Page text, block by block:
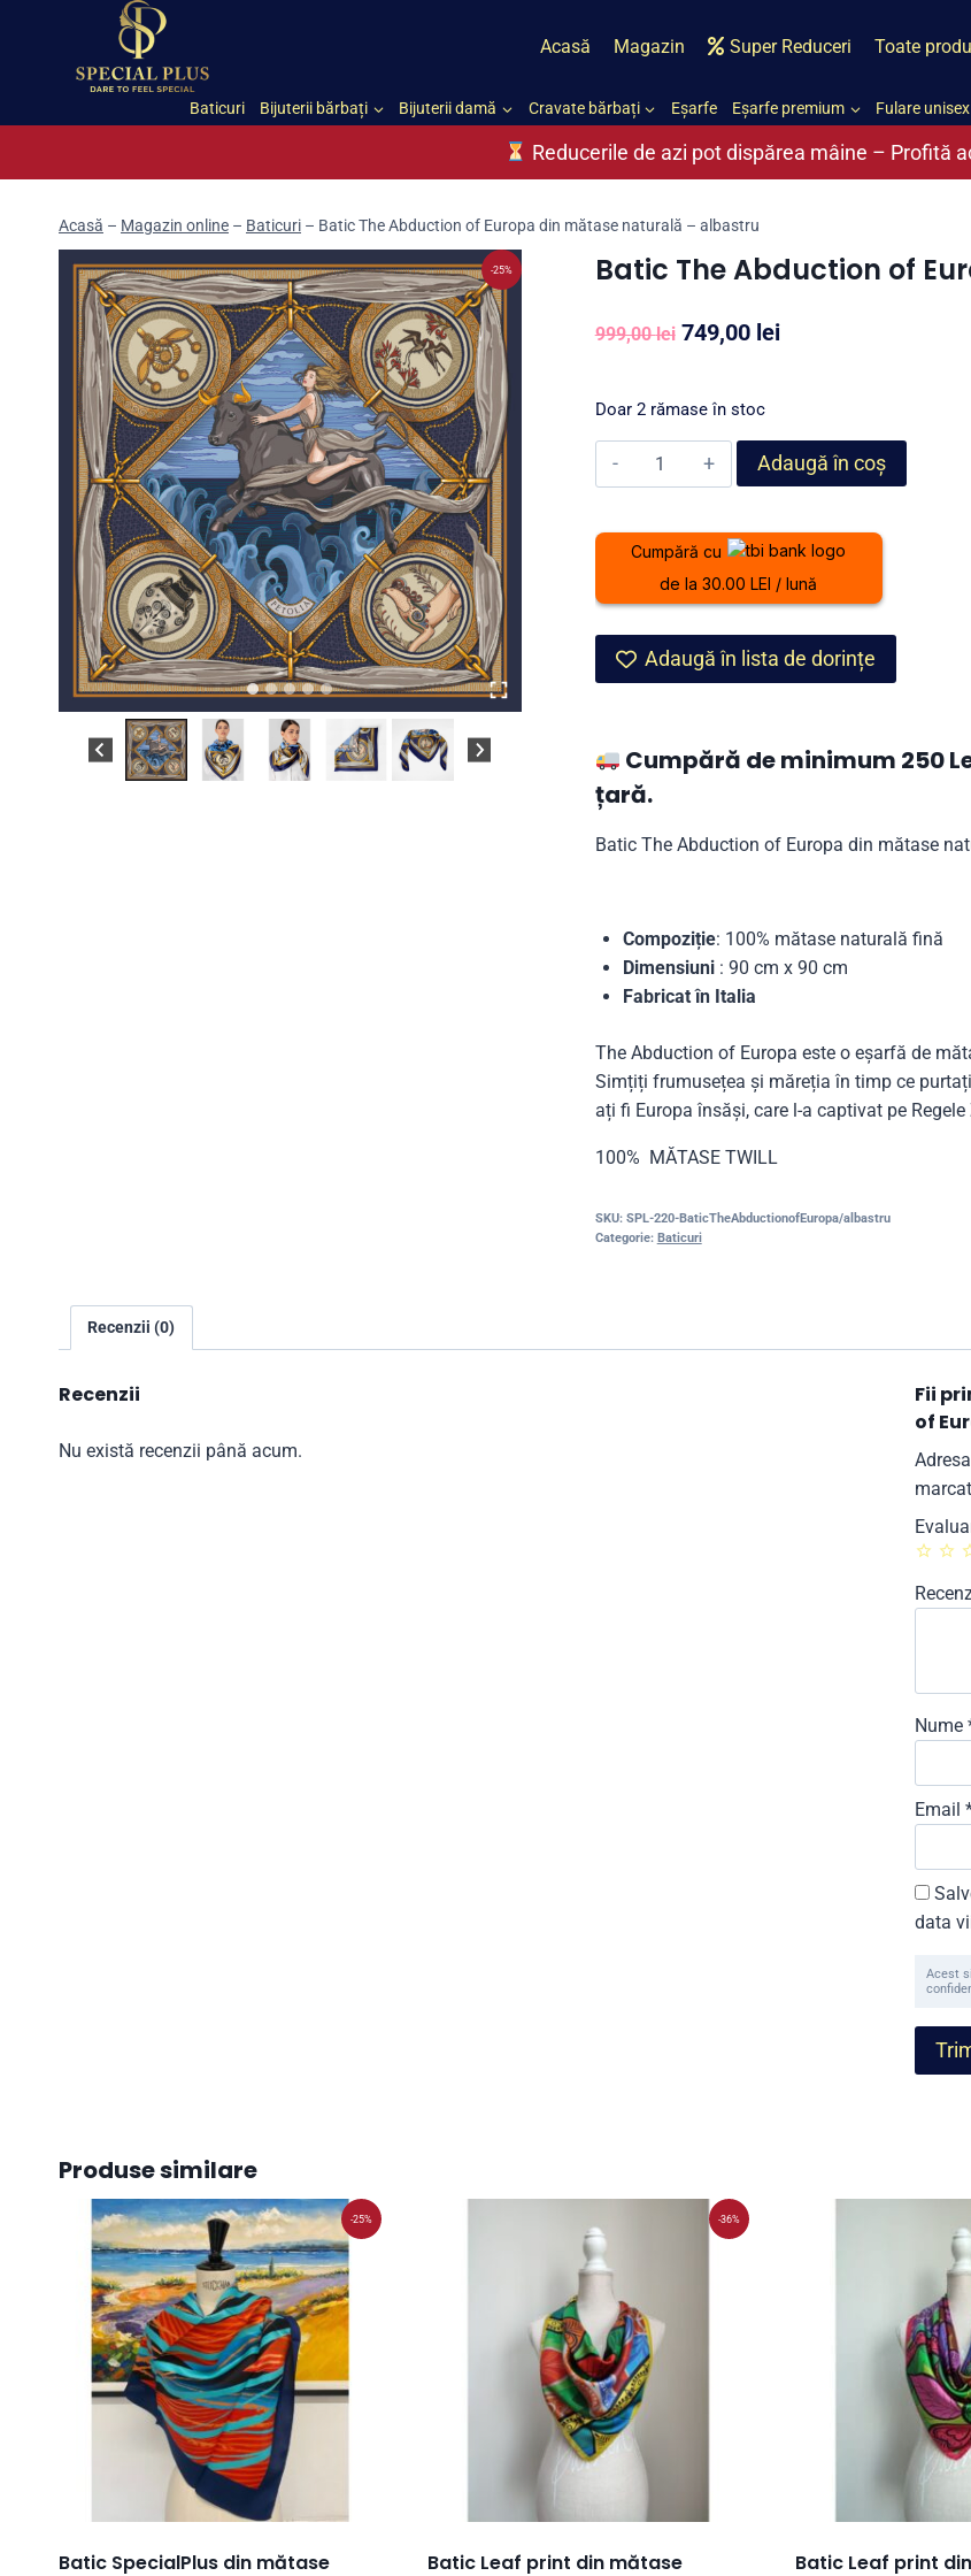
Acasă Magazin Super Reduceri Toate
Baticuri Bijuterii bărbați Bijuterii damă Cravate bărbați Eșarfe Eșarfe premium Fulare unisex
Reducerile de azi pot dispărea mâine – Profită
Acasă – Magazin online – Baticuri – Batic The Abduction of Europa din mătase naturală – albastru
-25% Batic The Abduction of
999,00lei Prețul
a
fost:
999,00 lei.
749,00 leiPrețul
749,00 lei.
Doar 2 rămase în stoc
Cantitate
Batic
Abduction
mătase
naturală
Adaugă în coș
Cumpără cu
de la 30.00 LEI / lună
Adaugă în lista de dorințe
Cumpără de minimum 250
țară.
Batic The Abduction of Europa din mătase
Compoziție: 100% mătase naturală fină
Dimensiuni: 90 cm x 90 cm
Fabricat în Italia
The Abduction of Europa este o eșarfă de
Simțiți frumusețea și măreția în timp ce
ați fi Europa însăși, care l-a captivat pe Regele
100% MĂTASE TWILL
SKU: SPL-220-BaticTheAbductionofEuropa/albastru
Categorie: Baticuri
Recenzii (0)
Recenzii
Nu există recenzii până acum.
Fii
of
Nume
Email
data
Acest
Produse similare
-25%
Batic SpecialPlus din mătase
-36%
Batic Leaf print din mătase
Batic Leaf print